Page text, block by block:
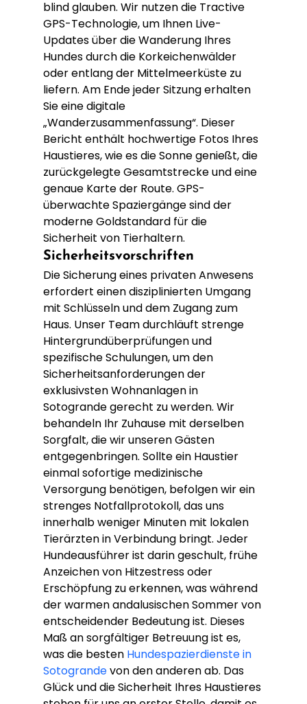
blind glauben. Wir nutzen die Tractive
GPS-Technologie, um Ihnen Live-
Updates über die Wanderung Ihres
Hundes durch die Korkeichenwälder
oder entlang der Mittelmeerküste zu
liefern. Am Ende jeder Sitzung erhalten
Sie eine digitale
„Wanderzusammenfassung“. Dieser
Bericht enthält hochwertige Fotos Ihres
Haustieres, wie es die Sonne genießt, die
zurückgelegte Gesamtstrecke und eine
genaue Karte der Route. GPS-
überwachte Spaziergänge sind der
moderne Goldstandard für die
Sicherheit von Tierhaltern.
Sicherheitsvorschriften
Die Sicherung eines privaten Anwesens
erfordert einen disziplinierten Umgang
mit Schlüsseln und dem Zugang zum
Haus. Unser Team durchläuft strenge
Hintergrundüberprüfungen und
spezifische Schulungen, um den
Sicherheitsanforderungen der
exklusivsten Wohnanlagen in
Sotogrande gerecht zu werden. Wir
behandeln Ihr Zuhause mit derselben
Sorgfalt, die wir unseren Gästen
entgegenbringen. Sollte ein Haustier
einmal sofortige medizinische
Versorgung benötigen, befolgen wir ein
strenges Notfallprotokoll, das uns
innerhalb weniger Minuten mit lokalen
Tierärzten in Verbindung bringt. Jeder
Hundeausführer ist darin geschult, frühe
Anzeichen von Hitzestress oder
Erschöpfung zu erkennen, was während
der warmen andalusischen Sommer von
entscheidender Bedeutung ist. Dieses
Maß an sorgfältiger Betreuung ist es,
was die besten Hundespazierdienste in
Sotogrande von den anderen ab. Das
Glück und die Sicherheit Ihres Haustieres